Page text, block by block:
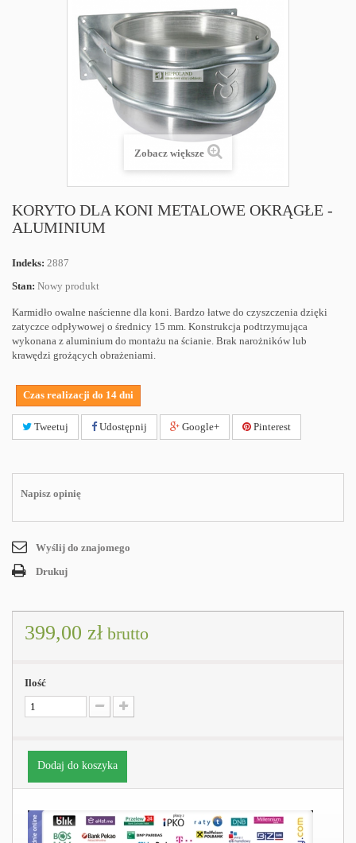
Zobacz większe
KORYTO DLA KONI METALOWE OKRĄGŁE -
ALUMINIUM
Indeks: 2887
Stan: Nowy produkt
Karmidło owalne naścienne dla koni. Bardzo łatwe do czyszczenia dzięki
zatyczce odpływowej o średnicy 15 mm. Konstrukcja podtrzymująca
wykonana z aluminium do montażu na ścianie. Brak narożników lub
krawędzi grożących obrażeniami.
Czas realizacji do 14 dni
Tweetuj Udostępnij Google+ Pinterest
Napisz opinię
Wyślij do znajomego
Drukuj
399,00 zł brutto
Ilość
Dodaj do koszyka